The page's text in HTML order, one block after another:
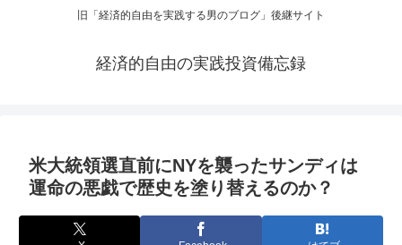
旧「経済的自由を実践する男のブログ」後継サイト
経済的自由の実践投資備忘録
米大統領選直前にNYを襲ったサンディは
運命の悪戯で歴史を塗り替えるのか？